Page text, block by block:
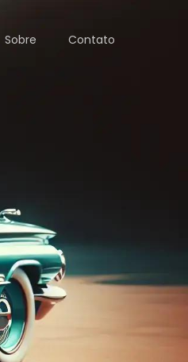
Sobre Contato